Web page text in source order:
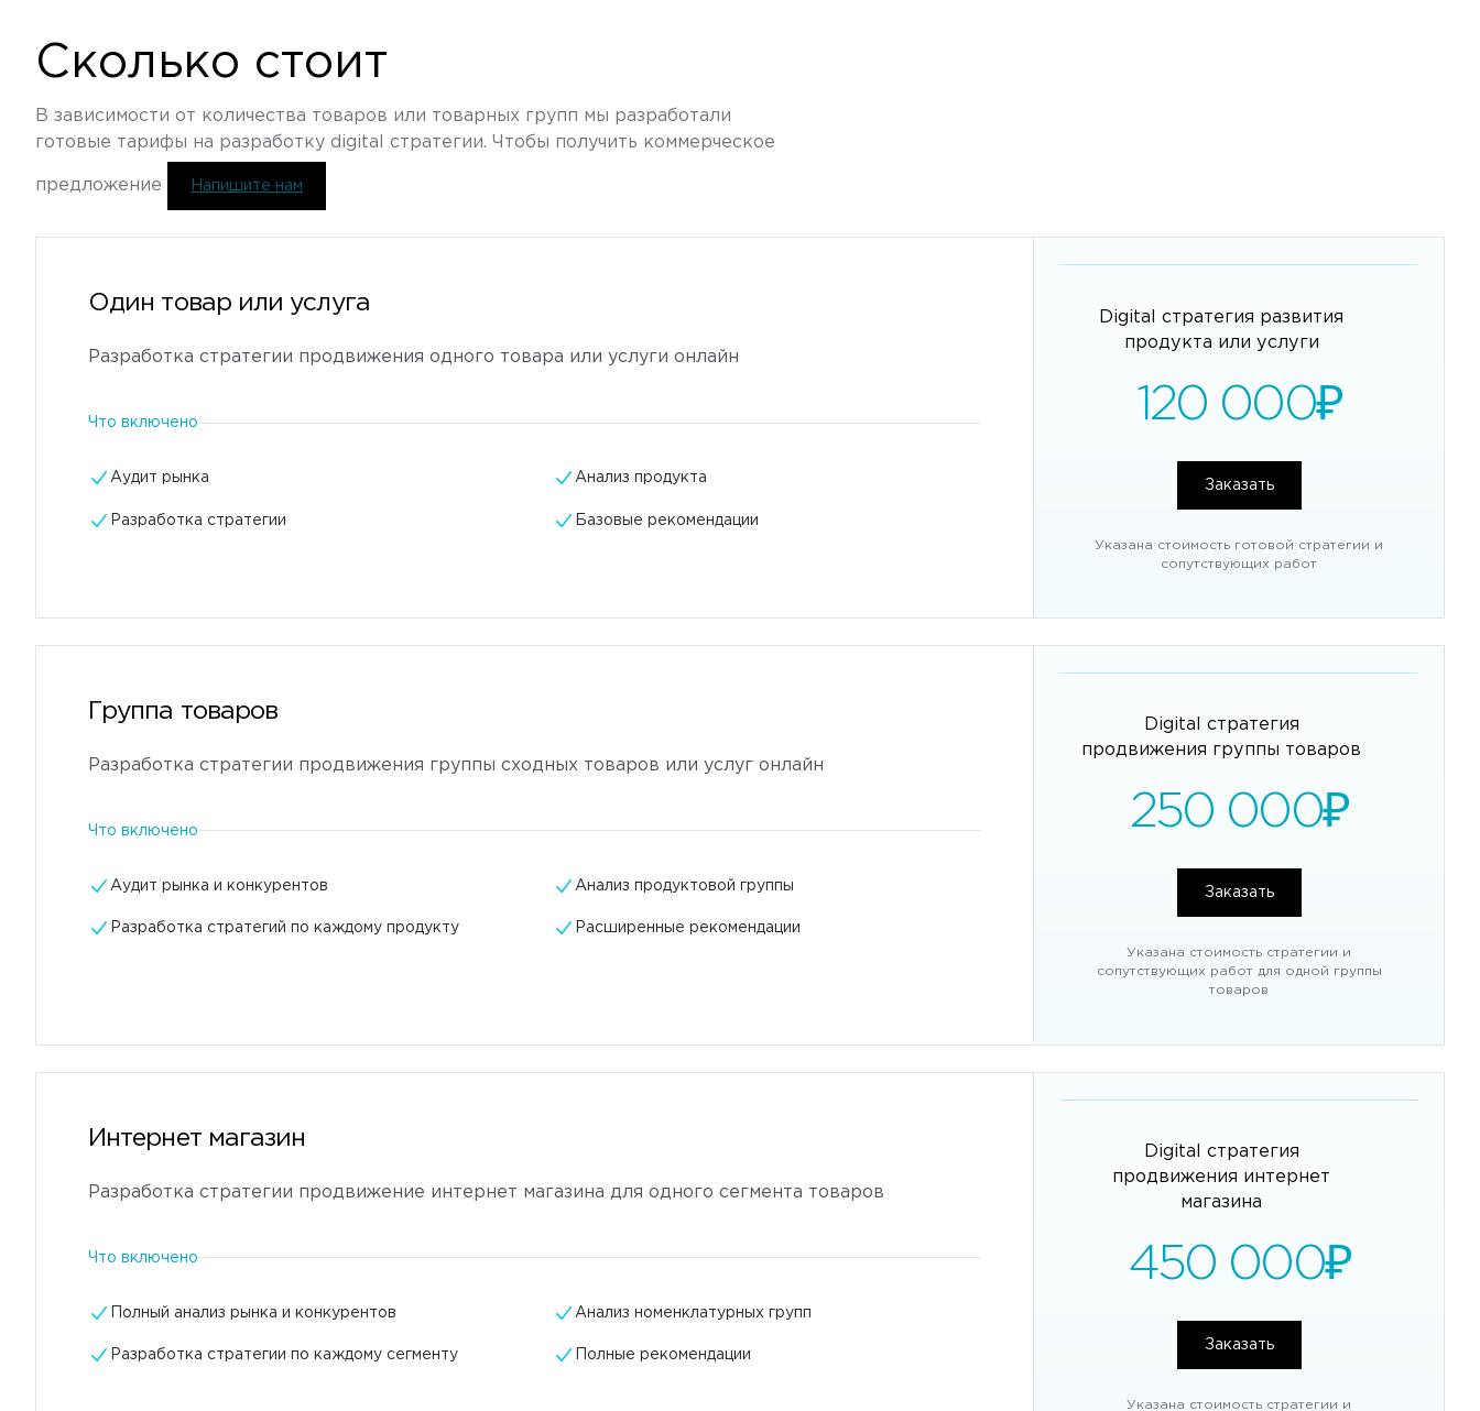
Сколько стоит
В зависимости от количества товаров или товарных групп мы разработали
готовые тарифы на разработку digital стратегии. Чтобы получить коммерческое
предложение Напишите нам
Один товар или услуга
Разработка стратегии продвижения одного товара или услуги онлайн
Что включено
Аудит рынка Анализ продукта
Разработка стратегии Базовые рекомендации
Digital стратегия развития
продукта или услуги
120 000₽
Заказать
Указана стоимость готовой стратегии и
сопутствующих работ
Группа товаров
Разработка стратегии продвижения группы сходных товаров или услуг онлайн
Что включено
Аудит рынка и конкурентов Анализ продуктовой группы
Разработка стратегий по каждому продукту Расширенные рекомендации
Digital стратегия
продвижения группы товаров
250 000₽
Заказать
Указана стоимость стратегии и
сопутствующих работ для одной группы
товаров
Интернет магазин
Разработка стратегии продвижение интернет магазина для одного сегмента товаров
Что включено
Полный анализ рынка и конкурентов Анализ номенклатурных групп
Разработка стратегии по каждому сегменту Полные рекомендации
Digital стратегия
продвижения интернет
магазина
450 000₽
Заказать
Указана стоимость стратегии и